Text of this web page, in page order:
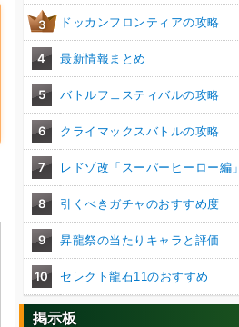
3 ドッカンフロンティアの攻略
4 最新情報まとめ
5 バトルフェスティバルの攻略
6 クライマックスバトルの攻略
7 レドゾ改「スーパーヒーロー編」
8 引くべきガチャのおすすめ度
9 昇龍祭の当たりキャラと評価
10 セレクト龍石11のおすすめ
掲示板